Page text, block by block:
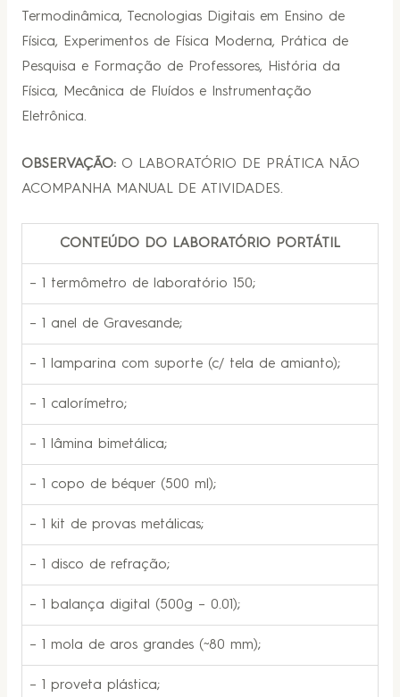
Termodinâmica, Tecnologias Digitais em Ensino de
Física, Experimentos de Física Moderna, Prática de
Pesquisa e Formação de Professores, História da
Física, Mecânica de Fluídos e Instrumentação
Eletrônica.
OBSERVAÇÃO:O LABORATÓRIO DE PRÁTICA NÃO
ACOMPANHA MANUAL DE ATIVIDADES.
CONTEÚDO DO LABORATÓRIO PORTÁTIL
– 1 termômetro de laboratório 150;
– 1 anel de Gravesande;
– 1 lamparina com suporte (c/ tela de amianto);
– 1 calorímetro;
– 1 lâmina bimetálica;
– 1 copo de béquer (500 ml);
– 1 kit de provas metálicas;
– 1 disco de refração;
– 1 balança digital (500g – 0.01);
– 1 mola de aros grandes (~80 mm);
– 1 proveta plástica;